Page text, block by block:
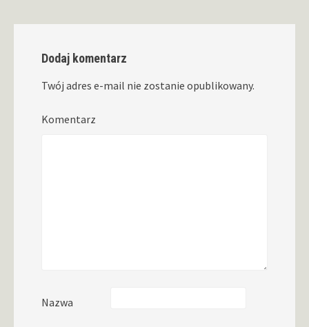
Dodaj komentarz
Twój adres e-mail nie zostanie opublikowany.
Komentarz
Nazwa